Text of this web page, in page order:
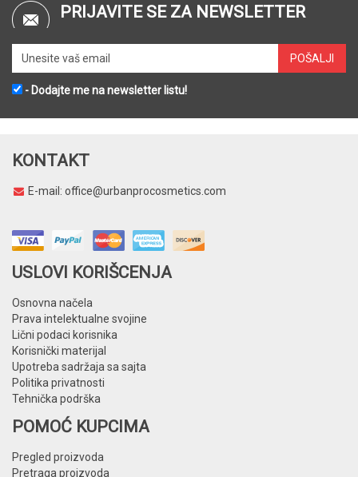
PRIJAVITE SE ZA NEWSLETTER
- Dodajte me na newsletter listu!
KONTAKT
E-mail: office@urbanprocosmetics.com
USLOVI KORIŠCENJA
Osnovna načela
Prava intelektualne svojine
Lični podaci korisnika
Korisnički materijal
Upotreba sadržaja sa sajta
Politika privatnosti
Tehnička podrška
POMOĆ KUPCIMA
Pregled proizvoda
Pretraga proizvoda